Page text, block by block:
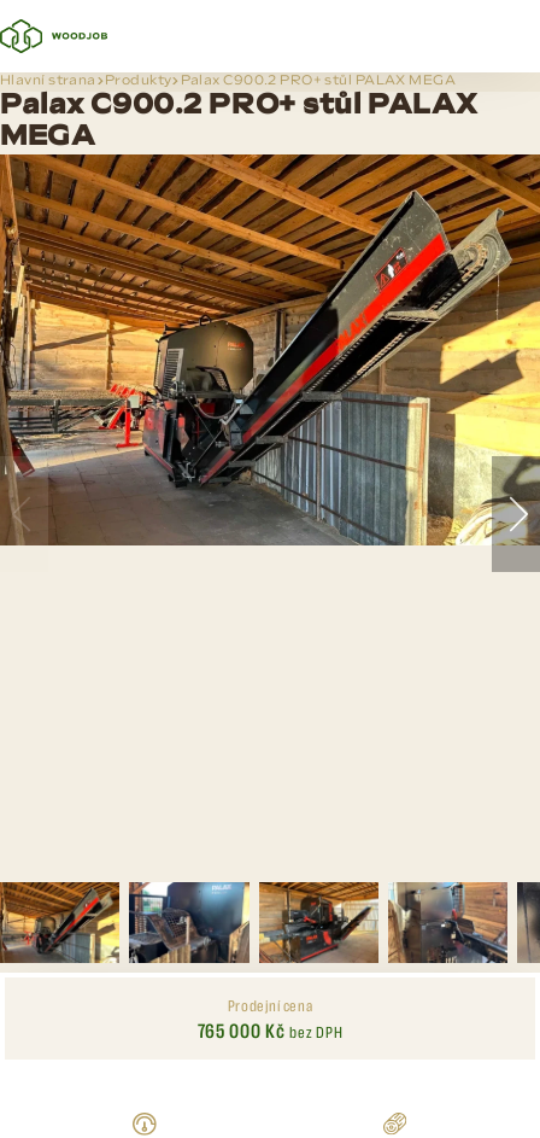
Hlavní strana Produkty Palax C900.2 PRO+ stůl PALAX MEGA
Palax C900.2 PRO+ stůl PALAX
MEGA
Prodejní cena
765 000 Kčbez DPH